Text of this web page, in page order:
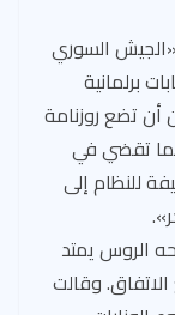
السوري
برلمانية
أن تضع روزنامة
تقضي في
للنظام إلى
الروس يمتد
توقيع الاتفاق. وقالت